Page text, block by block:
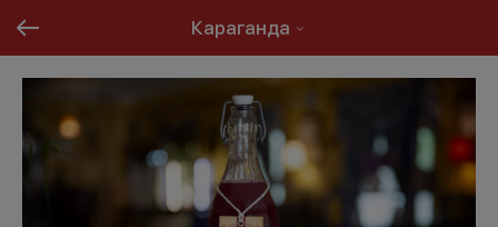
Караганда